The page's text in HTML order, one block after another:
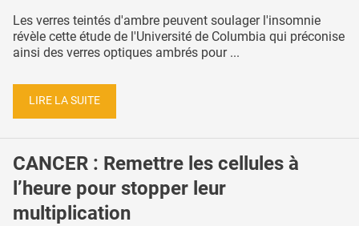
Les verres teintés d'ambre peuvent soulager l'insomnie
révèle cette étude de l'Université de Columbia qui préconise
ainsi des verres optiques ambrés pour ...
LIRE LA SUITE
CANCER : Remettre les cellules à
l’heure pour stopper leur
multiplication